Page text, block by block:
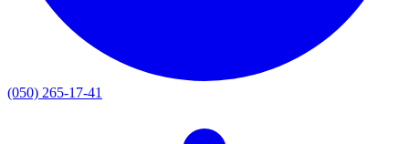
(050) 265-17-41